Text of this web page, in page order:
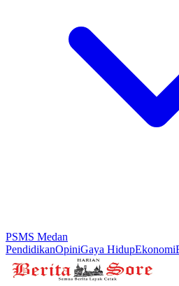
PSMS Medan
PendidikanOpiniGaya HidupEkonomi